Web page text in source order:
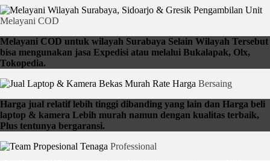
Pengambilan Unit
Melayani COD
Melayani COD untuk wilayah Surabaya Selain Wilayah Tersebut
bisa mengunakan jasa Expedisi atau melalui Bukalapak, Olx,
Tokopedia.
Rate Harga Bersaing
Harga jual relatif lebih tinggi dibanding yang lain dan Harga beli
laptop & kamera Lebih murah namun dengan kualitas terbaik,
Plus tentunya bergaransi.
Tenaga Professional